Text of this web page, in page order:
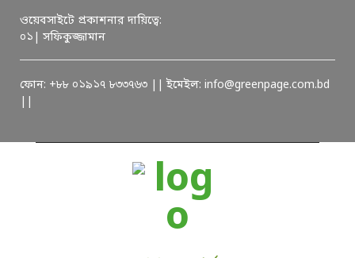
ওয়েবসাইটে প্রকাশনার দায়িত্বে:
০১| সফিকুজ্জামান
ফোন: +৮৮ ০১৯১৭ ৮৩৩৭৬৩ || ইমেইল: info@greenpage.com.bd